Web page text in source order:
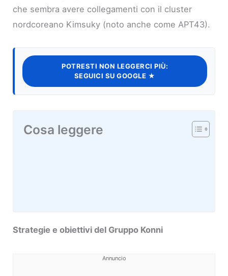
che sembra avere collegamenti con il cluster
nordcoreano Kimsuky (noto anche come APT43).
POTRESTI NON LEGGERCI PIÙ:
SEGUICI SU GOOGLE ★
Cosa leggere
Strategie e obiettivi del Gruppo Konni
Annuncio